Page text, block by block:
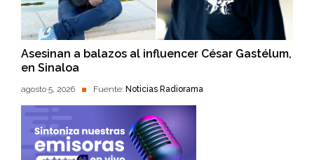
Asesinan a balazos al influencer César Gastélum,
en Sinaloa
agosto 5, 2026 Fuente: Noticias Radiorama